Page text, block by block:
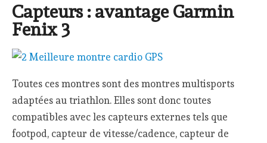
Capteurs : avantage Garmin
Fenix 3
Toutes ces montres sont des montres multisports
adaptées au triathlon. Elles sont donc toutes
compatibles avec les capteurs externes tels que
footpod, capteur de vitesse/cadence, capteur de